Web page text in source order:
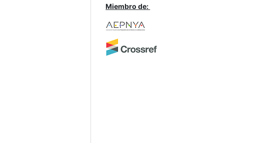
Miembro de: